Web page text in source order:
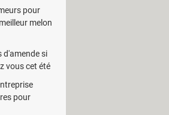
le
deux
à des
parmi
pour
melon
d'amende si
vous cet été
pour